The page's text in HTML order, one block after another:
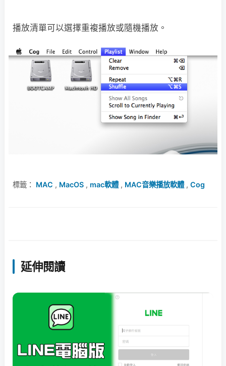
播放清單可以選擇重複播放或隨機播放。
標籤： MAC , MacOS , mac軟體, MAC音樂播放軟體, Cog
延伸閱讀